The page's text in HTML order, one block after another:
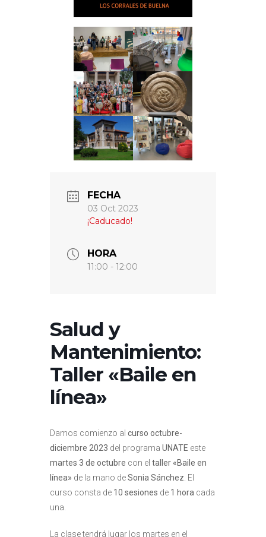
FECHA
03 Oct 2023
¡Caducado!
HORA
11:00 - 12:00
Salud y
Mantenimiento:
Taller «Baile en
línea»
Damos comienzo al curso octubre-
diciembre 2023 del programa UNATE este
martes 3 de octubre con el taller «Baile en
línea» de la mano deSonia Sánchez. El
curso consta de 10 sesiones de 1 hora cada
una.
La clase tendrá lugar los martes en el